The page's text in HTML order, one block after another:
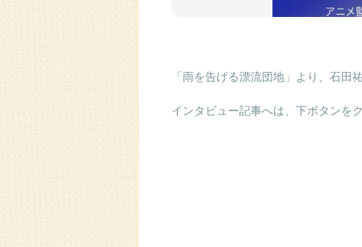
「雨を告げる漂流団地」より、石
インタビュー記事へは、下ボタンを